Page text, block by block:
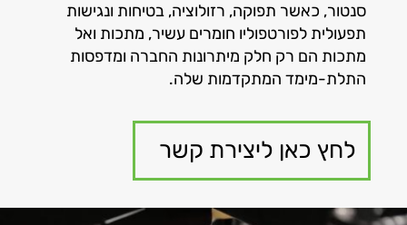
נגן
Media error: Format(s) not supported or source(s) not found
סנטור, כאשר תפוקה, רזולוציה, בטיחות ונגישות
תפעולית לפורטפוליו חומרים עשיר, מתכות ואל
מתכות הם רק חלק מיתרונות החברה ומדפסות
התלת-מימד המתקדמות שלה.
לחץ כאן ליצירת קשר